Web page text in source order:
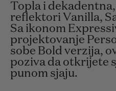
Topla i
reflektori Vanilla,
Sa ikonom
projektovanje
sobe Bold verzija,
poziva da otkrijete
punom sjaju.